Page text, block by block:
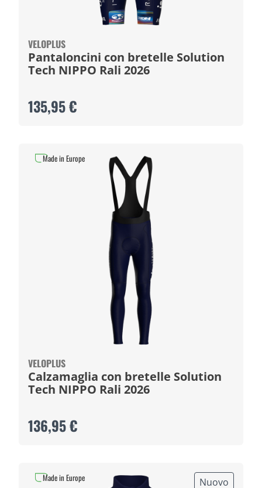
VELOPLUS
Pantaloncini con bretelle Solution
Tech NIPPO Rali 2026
135,95 €
VELOPLUS
Calzamaglia con bretelle Solution
Tech NIPPO Rali 2026
136,95 €
Made in Europe
Nuovo
Made in Europe